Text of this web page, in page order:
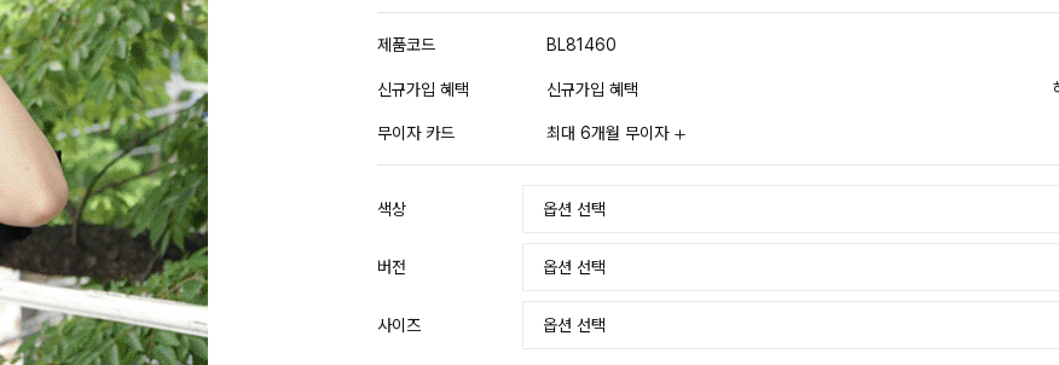
제품코드 BL81460
신규가입 혜택 신규가입 혜택
무이자 카드 최대 6개월 무이자
색상
버전
사이즈